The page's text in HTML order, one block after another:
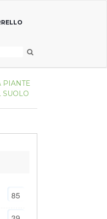
PIANTE
SUOLO
85